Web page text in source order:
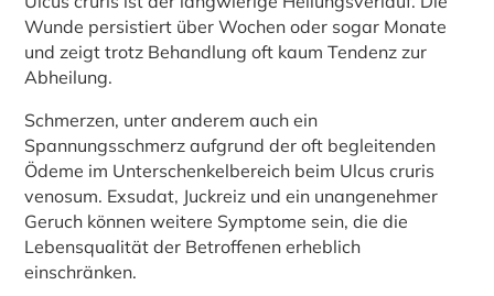
Wunde persistiert über Wochen oder sogar Monate
und zeigt trotz Behandlung oft kaum Tendenz zur
Abheilung.
Schmerzen, unter anderem auch ein
Spannungsschmerz aufgrund der oft begleitenden
Ödeme im Unterschenkelbereich beim Ulcus cruris
venosum. Exsudat, Juckreiz und ein unangenehmer
Geruch können weitere Symptome sein, die die
Lebensqualität der Betroffenen erheblich
einschränken.